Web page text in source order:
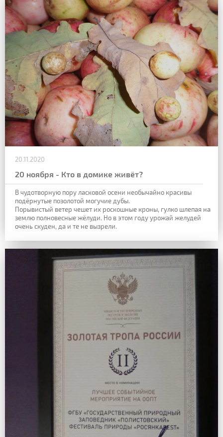
20.11.2020
20 ноября - Кто в домике живёт?
В чудотворную пору ласковой осени необычайно красивы
подёрнутые позолотой могучие дубы.
Порывистый ветер чешет их роскошные кроны, гулко шлепая на
землю полновесные жёлуди. Но в этом году урожай желудей
очень скуден, да и те не вызрели.